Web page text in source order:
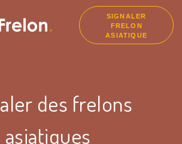
SIGNALER
FRELON
ASIATIQUE
des frelons
asiatiques